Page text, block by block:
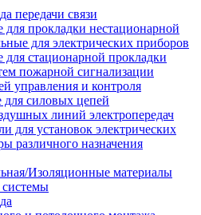
передачи связи
для прокладки нестационарной
для электрических приборов
для стационарной прокладки
пожарной сигнализации
управления и контроля
для силовых цепей
линий электропередач
для установок электрических
различного назначения
Изоляционные материалы